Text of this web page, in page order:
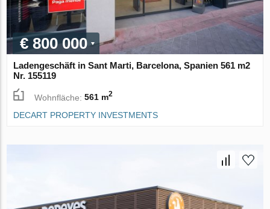
€ 800 000
Ladengeschäft in Sant Marti, Barcelona, Spanien 561 m2
Nr. 155119
Wohnfläche:561 m2
DECART PROPERTY INVESTMENTS